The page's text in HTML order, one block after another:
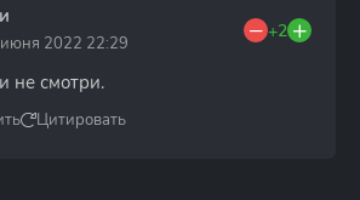
2022 22:29
+2
не смотри.
Цитировать